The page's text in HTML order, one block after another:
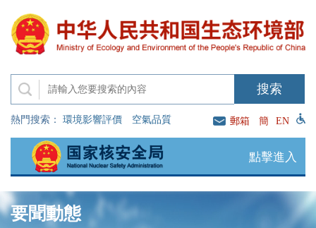
熱門搜索： 環境影響評價 空氣品質 郵箱 簡 EN
點擊進入
要聞動態